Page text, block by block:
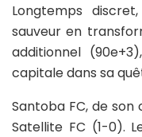
Longtemps
sauveur en
additionnel
capitale dans sa
Santoba FC, de son
Satellite FC (1-0).